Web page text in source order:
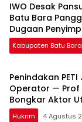
IWO Desak
Batu Bara
Dugaan
Mengemuka
Kabupaten Batu Bara
Penindakan
Operator — Prof
Bongkar Aktor
Pemodal
Hukrim 4 Agustus